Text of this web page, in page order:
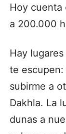
Hoy cuenta
a 200.000
Hay
te escupen:
subirme a
Dakhla. La
dunas a